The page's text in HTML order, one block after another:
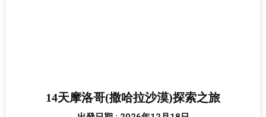
14天摩洛哥(撒哈拉沙漠)探索之旅